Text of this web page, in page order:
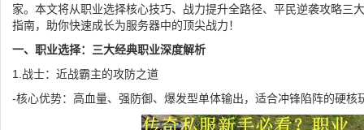
家。本文将从职业选择核心技巧、战力提升全路径、平民逆袭攻略三
指南，助你快速成长为服务器中的顶尖战力！
一、职业选择：三大经典职业深度解析
1.战士：近战霸主的攻防之道
-核心优势：高血量、强防御、爆发型单体输出，适合冲锋陷阵的硬核